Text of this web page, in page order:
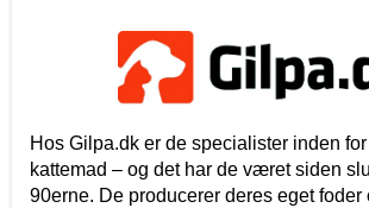
Hos Gilpa.dk er de specialister inden
kattemad – og det har de været siden
90erne. De producerer deres eget foder